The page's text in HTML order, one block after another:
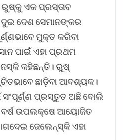
ଏକ ପ୍ରସ୍ତାବ
ଦେଶ ସେମାନଙ୍କର
ମୁକ୍ତ କରିବା
ପାଇଁ ଏହା ପ୍ରଥମ
କହିଛନ୍ତି। ରୁଷ୍‌
ଛାଡ଼ିବା ଆବଶ୍ୟକ।
ପ୍ରସ୍ତୁତ ଅଛି ବୋଲି
ଉପଲକ୍ଷେ ଆୟୋଜିତ
ଜେଲେନ୍‌ସ୍କି ଏହା